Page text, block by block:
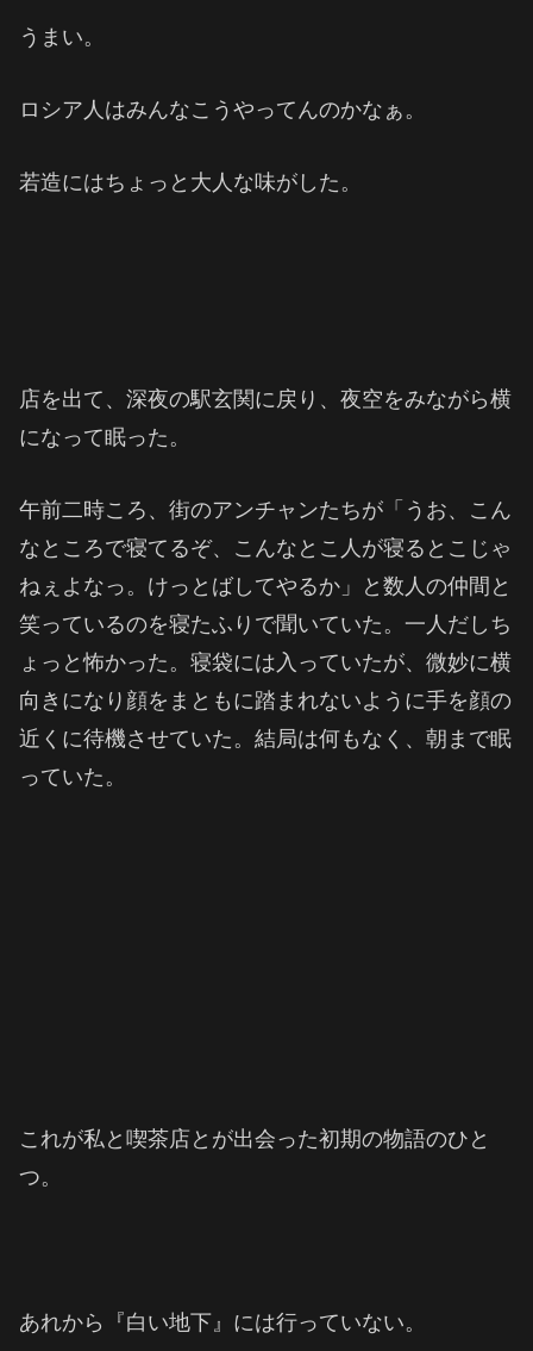
うまい。
ロシア人はみんなこうやってんのかなぁ。
若造にはちょっと大人な味がした。
店を出て、深夜の駅玄関に戻り、夜空をみながら横
になって眠った。
午前二時ころ、街のアンチャンたちが「うお、こん
なところで寝てるぞ、こんなとこ人が寝るとこじゃ
ねぇよなっ。けっとばしてやるか」と数人の仲間と
笑っているのを寝たふりで聞いていた。一人だしち
ょっと怖かった。寝袋には入っていたが、微妙に横
向きになり顔をまともに踏まれないように手を顔の
近くに待機させていた。結局は何もなく、朝まで眠
っていた。
これが私と喫茶店とが出会った初期の物語のひと
つ。
あれから『白い地下』には行っていない。